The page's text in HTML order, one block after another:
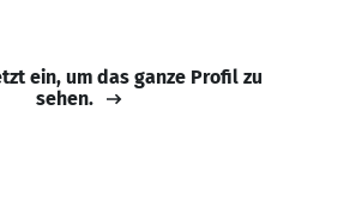
ein, um das ganze Profil zu
sehen.